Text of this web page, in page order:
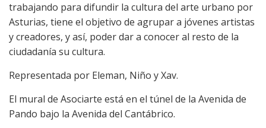
trabajando para difundir la cultura del arte urbano por
Asturias, tiene el objetivo de agrupar a jóvenes artistas
y creadores, y así, poder dar a conocer al resto de la
ciudadanía su cultura.
Representada por Eleman, Niño y Xav.
El mural de Asociarte está en el túnel de la Avenida de
Pando bajo la Avenida del Cantábrico.